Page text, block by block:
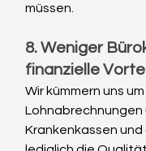
müssen.
8. Weniger
finanzielle
Wir kümmern uns
Lohnabrechnungen
Krankenkassen